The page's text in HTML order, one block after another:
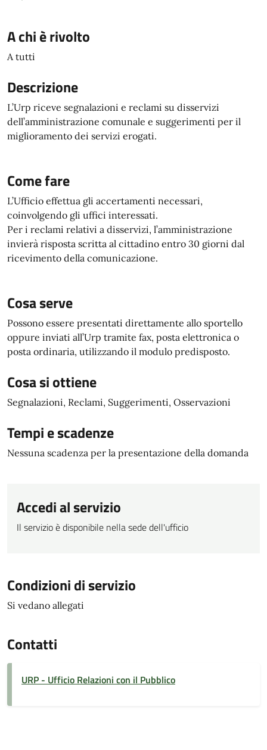
A chi è rivolto
A tutti
Descrizione
L’Urp riceve segnalazioni e reclami su disservizi
dell’amministrazione comunale e suggerimenti per il
miglioramento dei servizi erogati.
Come fare
L’Ufficio effettua gli accertamenti necessari,
coinvolgendo gli uffici interessati.
Per i reclami relativi a disservizi, l’amministrazione
invierà risposta scritta al cittadino entro 30 giorni dal
ricevimento della comunicazione.
Cosa serve
Possono essere presentati direttamente allo sportello
oppure inviati all’Urp tramite fax, posta elettronica o
posta ordinaria, utilizzando il modulo predisposto.
Cosa si ottiene
Segnalazioni, Reclami, Suggerimenti, Osservazioni
Tempi e scadenze
Nessuna scadenza per la presentazione della domanda
Accedi al servizio
Il servizio è disponibile nella sede dell'ufficio
Condizioni di servizio
Si vedano allegati
Contatti
URP - Ufficio Relazioni con il Pubblico